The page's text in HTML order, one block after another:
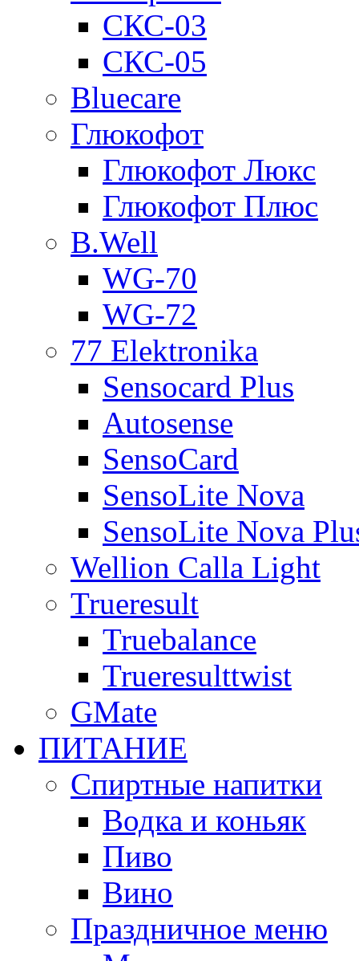
СКС-03
СКС-05
Bluecare
Глюкофот
Глюкофот Люкс
Глюкофот Плюс
B.Well
WG-70
WG-72
77 Elektronika
Sensocard Plus
Autosense
SensoCard
SensoLite Nova
SensoLite Nova
Wellion Calla Light
Trueresult
Truebalance
Trueresulttwist
GMate
ПИТАНИЕ
Спиртные напитки
Водка и коньяк
Пиво
Вино
Праздничное меню